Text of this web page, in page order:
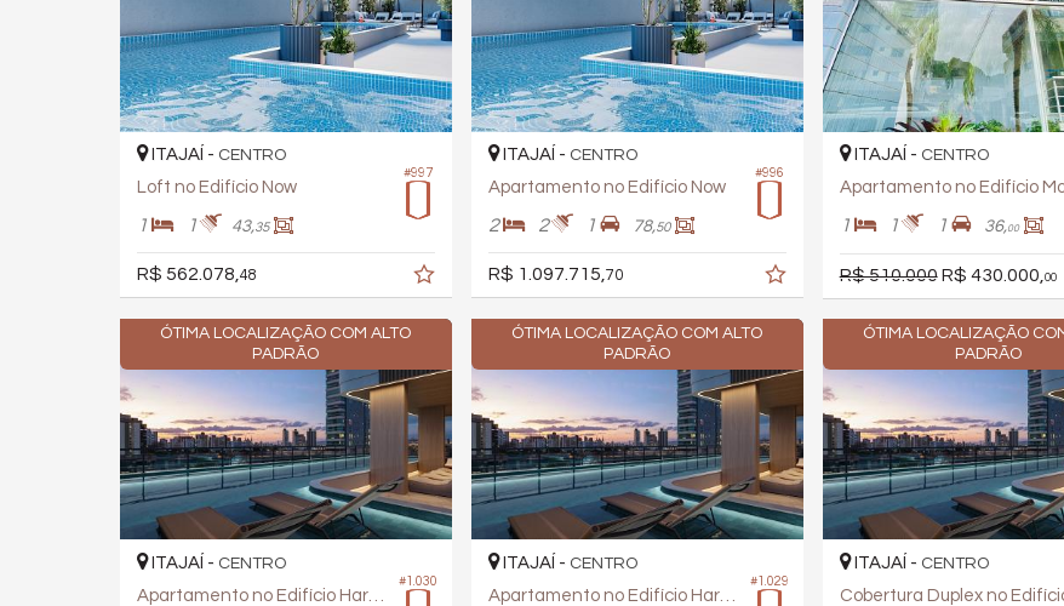
#997
ITAJAÍ - CENTRO
Loft no Edifício Now
1 1 43,35
R$ 562.078, 48
#996
ITAJAÍ - CENTRO
Apartamento no Edifício Now
2 2 1 78,50
R$ 1.097.715, 70
ITAJAÍ - CENTRO
1 1 1 36,00
R$ 510.000 R$ 430.000, 00
ÓTIMA LOCALIZAÇÃO COM ALTO
PADRÃO
#1.030
ITAJAÍ - CENTRO
ÓTIMA LOCALIZAÇÃO COM ALTO
PADRÃO
#1.029
ITAJAÍ - CENTRO
Apartamento no Edifício Harmonic
ÓTIMA LOCALIZAÇÃO
PADRÃO
ITAJAÍ - CENTRO